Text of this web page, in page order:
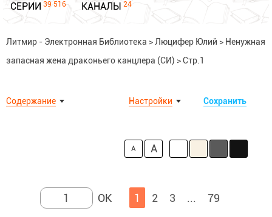
СЕРИИ 39 516 КАНАЛЫ 24
Литмир - Электронная Библиотека > Люцифер Юлий > Ненужная
запасная жена драконьего канцлера (СИ) >Стр.1
Содержание Сохранить
Настройки
A A
1 2 3 ... 79